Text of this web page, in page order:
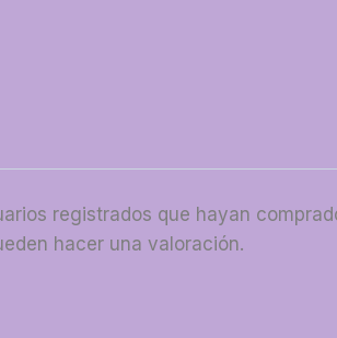
registrados que hayan
hacer una valoración.